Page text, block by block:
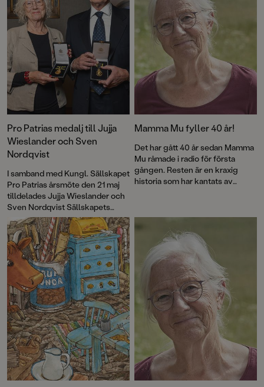
medalj!
Pro Patrias medalj till Jujja
Wieslander och Sven
Nordqvist
I samband med Kungl. Sällskapet
Pro Patrias årsmöte den 21 maj
tilldelades Jujja Wieslander och
Sven Nordqvist Sällskapets
guldmedalj För medborgerliga
förtjänster i 8:e storleken.
Mamma Mu fyller 40 år!
Det har gått 40 år sedan Mamma
Mu råmade i radio för första
gången. Resten är en kraxig
historia som har kantats av
jubileet med en ny pekbok:
Kråkans kläder.